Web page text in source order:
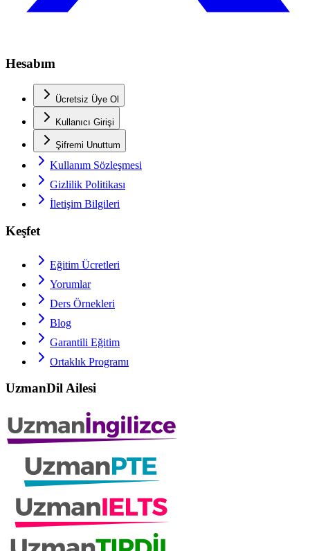
Hesabım
Ücretsiz Üye Ol
Kullanıcı Girişi
Şifremi Unuttum
Kullanım Sözleşmesi
Gizlilik Politikası
İletişim Bilgileri
Keşfet
Eğitim Ücretleri
Yorumlar
Ders Örnekleri
Blog
Garantili Eğitim
Ortaklık Programı
UzmanDil Ailesi